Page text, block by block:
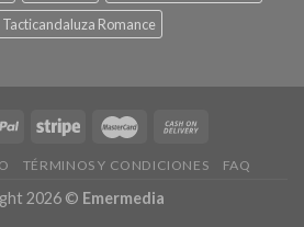
Tacticandaluza Romance
TÉRMINOS Y CONDICIONES FAQ
2026 © Emermedia